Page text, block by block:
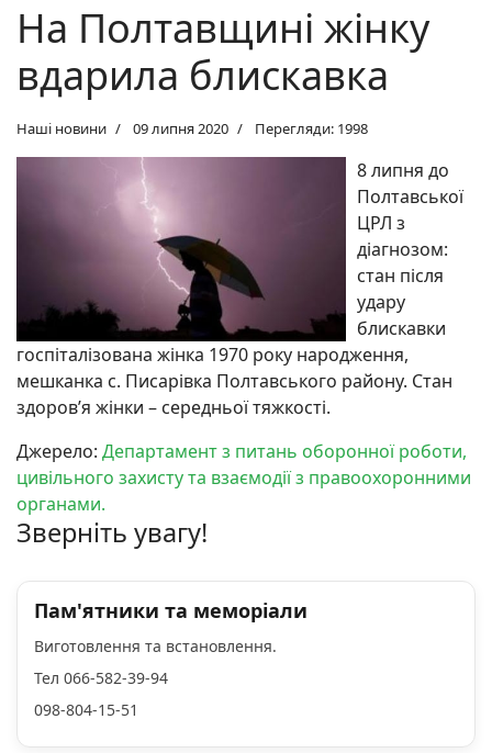
На Полтавщині жінку
вдарила блискавка
Наші новини 09 липня 2020 Перегляди: 1998
8 липня до
Полтавської
ЦРЛ з
діагнозом:
стан після
удару
блискавки
госпіталізована жінка 1970 року народження,
мешканка с. Писарівка Полтавського району. Стан
здоров’я жінки – середньої тяжкості.
Джерело: Департамент з питань оборонної роботи,
цивільного захисту та взаємодії з правоохоронними
органами.
Зверніть увагу!
Пам'ятники та меморіали
Виготовлення та встановлення.
Тел 066-582-39-94
098-804-15-51